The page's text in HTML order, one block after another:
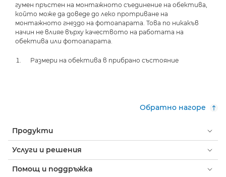
гумен пръстен на монтажното съединение на обектива,
който може да доведе до леко протриване на
монтажното гнездо на фотоапарата. Това по никакъв
начин не влияе върху качеството на работата на
обектива или фотоапарата.
Размери на обектива в прибрано състояние
Обратно нагоре
Продукти
Услуги и решения
Помощ и поддръжка